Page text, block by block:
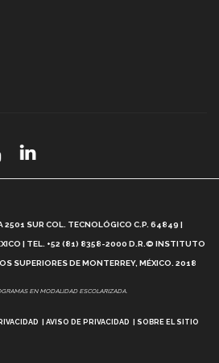
Modelo Educativo Tec? (video)
e Inteligencia Artificial, Paola
2501 SUR COL. TECNOLÓGICO C.P. 64849 |
| TEL. +52 (81) 8358-2000 D.R.© INSTITUTO
SUPERIORES DE MONTERREY, MÉXICO. 2018
EN MODALIDAD ESCOLARIZADA.
AVISO DE PRIVACIDAD SOBRE EL SITIO